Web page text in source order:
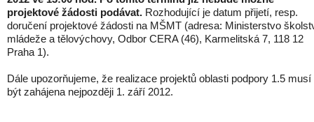
projektové žádosti podávat. Rozhodující je datum přijetí, resp.
doručení projektové žádosti na MŠMT (adresa: Ministerstvo
mládeže a tělovýchovy, Odbor CERA (46), Karmelitská 7, 118 12
Praha 1).
Dále upozorňujeme, že realizace projektů oblasti podpory 1.5 musí
být zahájena nejpozději 1. září 2012.